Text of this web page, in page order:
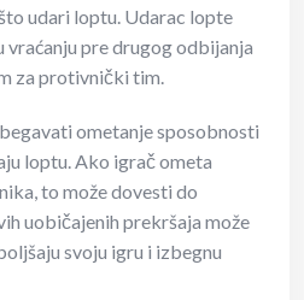
udari loptu. Udarac lopte
vraćanju pre drugog odbijanja
za protivnički tim.
ometanje sposobnosti
loptu. Ako igrač ometa
to može dovesti do
uobičajenih prekršaja može
svoju igru i izbegnu